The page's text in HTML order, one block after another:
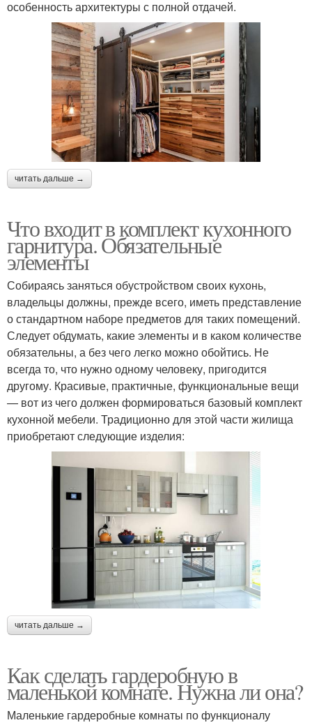
особенность архитектуры с полной отдачей.
читать дальше →
Что входит в комплект кухонного
гарнитура. Обязательные
элементы
Собираясь заняться обустройством своих кухонь,
владельцы должны, прежде всего, иметь представление
о стандартном наборе предметов для таких помещений.
Следует обдумать, какие элементы и в каком количестве
обязательны, а без чего легко можно обойтись. Не
всегда то, что нужно одному человеку, пригодится
другому. Красивые, практичные, функциональные вещи
— вот из чего должен формироваться базовый комплект
кухонной мебели. Традиционно для этой части жилища
приобретают следующие изделия:
читать дальше →
Как сделать гардеробную в
маленькой комнате. Нужна ли она?
Маленькие гардеробные комнаты по функционалу